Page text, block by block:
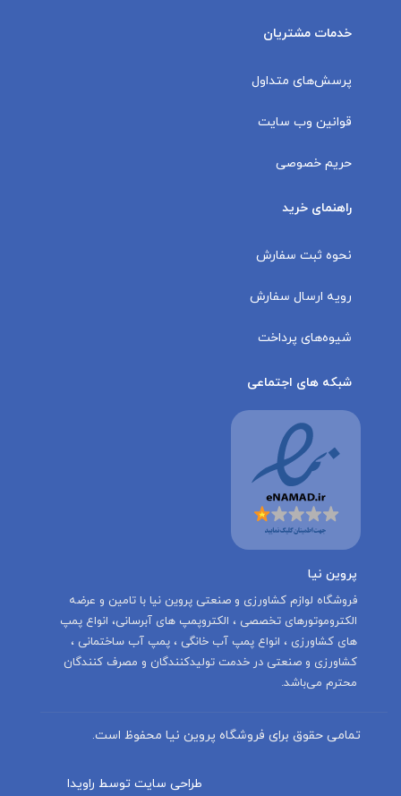
خدمات مشتریان
پرسش‌های متداول
قوانین وب سایت
حریم خصوصی
راهنمای خرید
نحوه ثبت سفارش
رویه ارسال سفارش
شیوه‌های پرداخت
شبکه های اجتماعی
پروین نیا
‌فروشگاه لوازم کشاورزی و صنعتی پروین نیا با تامين و عرضه
الكتروموتورهاى تخصصى ، الكتروپمپ هاى آبرسانى، انواع پمپ
های کشاورزی ، انواع پمپ آب خانگی ، پمپ آب ساختمانی ،
کشاورزی و صنعتی در خدمت توليدكنندگان و مصرف كنندگان
محترم می‌باشد.
تمامی حقوق برای فروشگاه پروین نیا محفوظ است.
طراحی سایت توسط راویدا